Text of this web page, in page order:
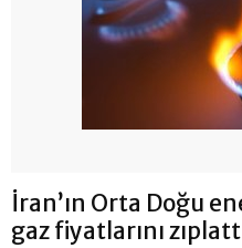
İran’ın Orta Doğu
gaz fiyatlarını